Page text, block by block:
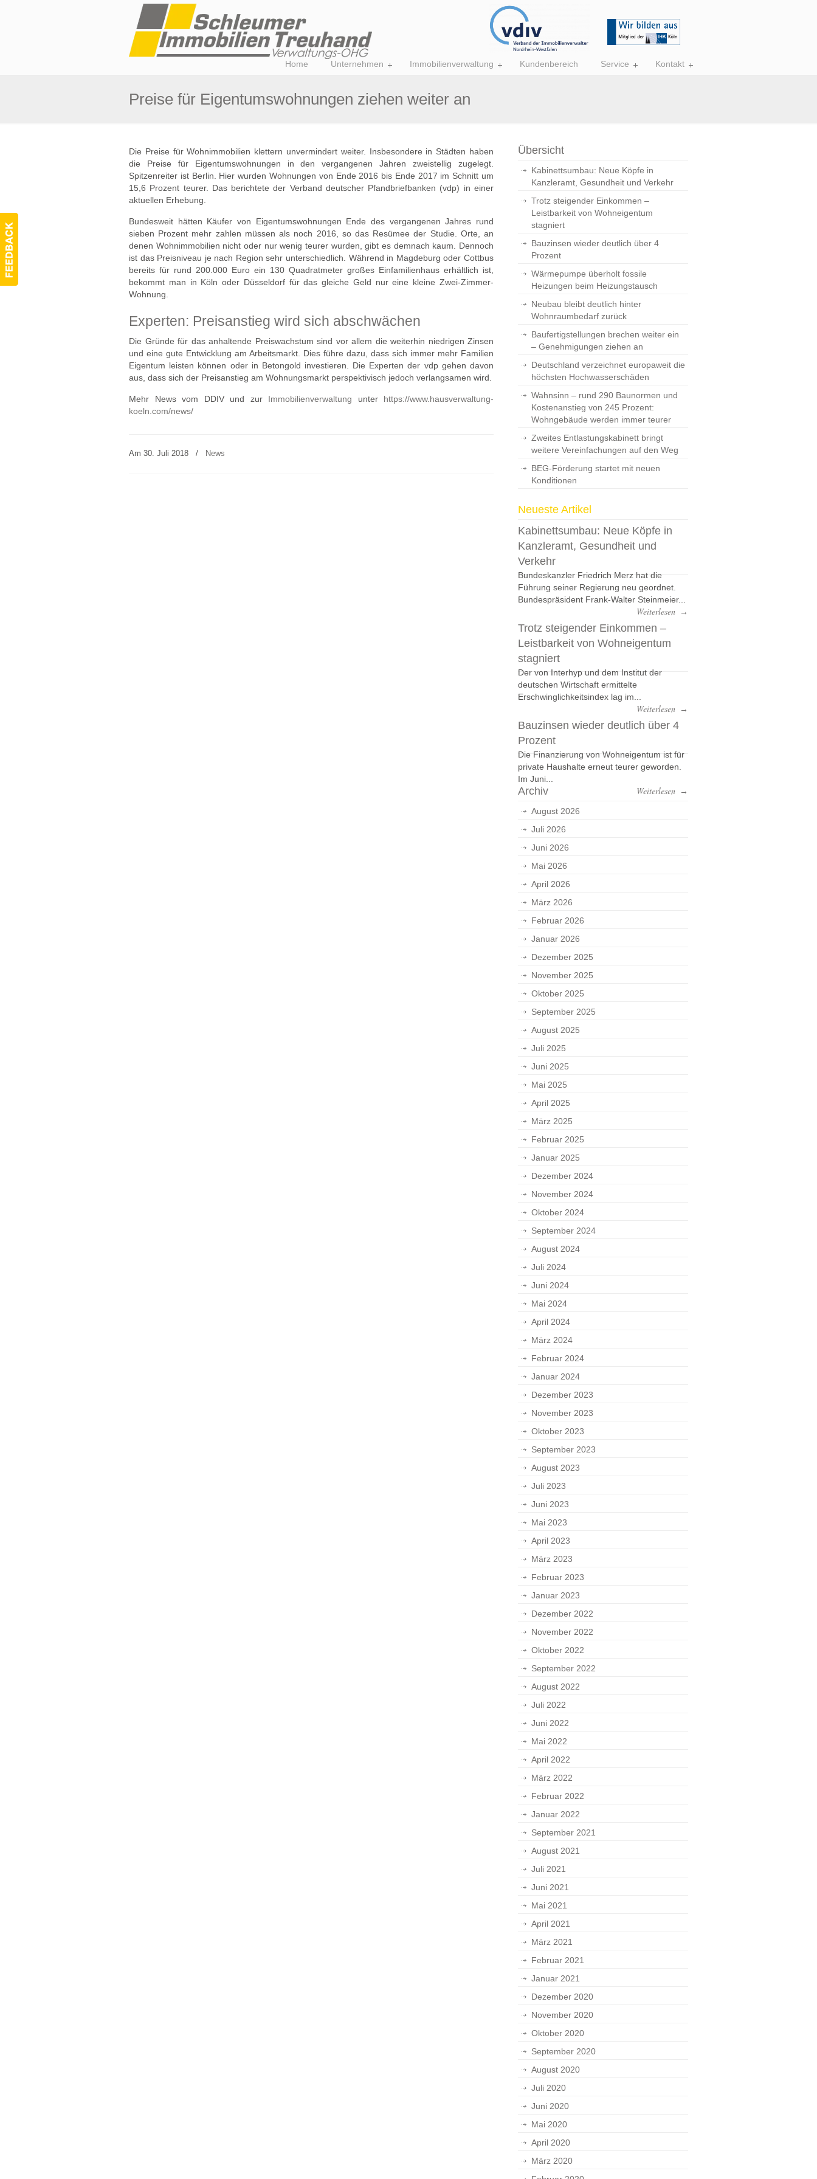
Home Unternehmen Immobilienverwaltung Kundenbereich Service Kontakt
Preise für Eigentumswohnungen ziehen weiter an
Die Preise für Wohnimmobilien klettern unvermindert weiter. Insbesondere in Städten haben
die Preise für Eigentumswohnungen in den vergangenen Jahren zweistellig zugelegt.
Spitzenreiter ist Berlin. Hier wurden Wohnungen von Ende 2016 bis Ende 2017 im Schnitt um
15,6 Prozent teurer. Das berichtete der Verband deutscher Pfandbriefbanken (vdp) in einer
aktuellen Erhebung.
Bundesweit hätten Käufer von Eigentumswohnungen Ende des vergangenen Jahres rund
sieben Prozent mehr zahlen müssen als noch 2016, so das Resümee der Studie. Orte, an
denen Wohnimmobilien nicht oder nur wenig teurer wurden, gibt es demnach kaum. Dennoch
ist das Preisniveau je nach Region sehr unterschiedlich. Während in Magdeburg oder Cottbus
bereits für rund 200.000 Euro ein 130 Quadratmeter großes Einfamilienhaus erhältlich ist,
bekommt man in Köln oder Düsseldorf für das gleiche Geld nur eine kleine Zwei-Zimmer-
Wohnung.
Experten: Preisanstieg wird sich abschwächen
Die Gründe für das anhaltende Preiswachstum sind vor allem die weiterhin niedrigen Zinsen
und eine gute Entwicklung am Arbeitsmarkt. Dies führe dazu, dass sich immer mehr Familien
Eigentum leisten können oder in Betongold investieren. Die Experten der vdp gehen davon
aus, dass sich der Preisanstieg am Wohnungsmarkt perspektivisch jedoch verlangsamen wird.
Mehr News vom DDIV und zur Immobilienverwaltung unter https://www.hausverwaltung-
koeln.com/news/
Am 30. Juli 2018 / News
Übersicht
Kabinettsumbau: Neue Köpfe in
Kanzleramt, Gesundheit und Verkehr
Trotz steigender Einkommen –
Leistbarkeit von Wohneigentum
stagniert
Bauzinsen wieder deutlich über 4
Prozent
Wärmepumpe überholt fossile
Heizungen beim Heizungstausch
Neubau bleibt deutlich hinter
Wohnraumbedarf zurück
Baufertigstellungen brechen weiter ein
– Genehmigungen ziehen an
Deutschland verzeichnet europaweit die
höchsten Hochwasserschäden
Wahnsinn – rund 290 Baunormen und
Kostenanstieg von 245 Prozent:
Wohngebäude werden immer teurer
Zweites Entlastungskabinett bringt
weitere Vereinfachungen auf den Weg
BEG-Förderung startet mit neuen
Konditionen
Neueste Artikel
Kabinettsumbau: Neue Köpfe in
Kanzleramt, Gesundheit und
Verkehr
Bundeskanzler Friedrich Merz hat die
Führung seiner Regierung neu geordnet.
Bundespräsident Frank-Walter Steinmeier...
Weiterlesen →
Trotz steigender Einkommen –
Leistbarkeit von Wohneigentum
stagniert
Der von Interhyp und dem Institut der
deutschen Wirtschaft ermittelte
Erschwinglichkeitsindex lag im...
Weiterlesen →
Bauzinsen wieder deutlich über 4
Prozent
Die Finanzierung von Wohneigentum ist für
private Haushalte erneut teurer geworden.
Im Juni...
Weiterlesen →
Archiv
August 2026
Juli 2026
Juni 2026
Mai 2026
April 2026
März 2026
Februar 2026
Januar 2026
Dezember 2025
November 2025
Oktober 2025
September 2025
August 2025
Juli 2025
Juni 2025
Mai 2025
April 2025
März 2025
Februar 2025
Januar 2025
Dezember 2024
November 2024
Oktober 2024
September 2024
August 2024
Juli 2024
Juni 2024
Mai 2024
April 2024
März 2024
Februar 2024
Januar 2024
Dezember 2023
November 2023
Oktober 2023
September 2023
August 2023
Juli 2023
Juni 2023
Mai 2023
April 2023
März 2023
Februar 2023
Januar 2023
Dezember 2022
November 2022
Oktober 2022
September 2022
August 2022
Juli 2022
Juni 2022
Mai 2022
April 2022
März 2022
Februar 2022
Januar 2022
September 2021
August 2021
Juli 2021
Juni 2021
Mai 2021
April 2021
März 2021
Februar 2021
Januar 2021
Dezember 2020
November 2020
Oktober 2020
September 2020
August 2020
Juli 2020
Juni 2020
Mai 2020
April 2020
März 2020